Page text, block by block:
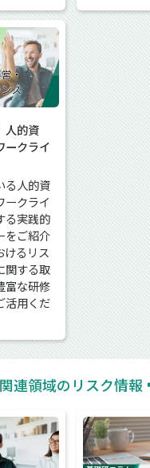
人的資
ークライ
る人的資
ークライ
る実践的
をご紹介
けるリス
関する取
富な研修
活用くだ
関連領域のリスク情報